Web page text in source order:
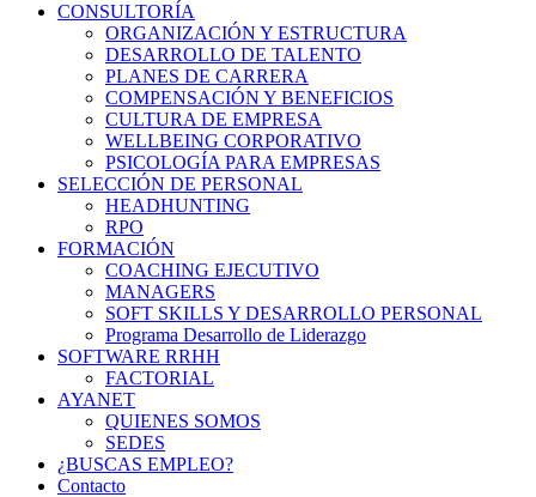
CONSULTORÍA
ORGANIZACIÓN Y ESTRUCTURA
DESARROLLO DE TALENTO
PLANES DE CARRERA
COMPENSACIÓN Y BENEFICIOS
CULTURA DE EMPRESA
WELLBEING CORPORATIVO
PSICOLOGÍA PARA EMPRESAS
SELECCIÓN DE PERSONAL
HEADHUNTING
RPO
FORMACIÓN
COACHING EJECUTIVO
MANAGERS
SOFT SKILLS Y DESARROLLO PERSONAL
Programa Desarrollo de Liderazgo
SOFTWARE RRHH
FACTORIAL
AYANET
QUIENES SOMOS
SEDES
¿BUSCAS EMPLEO?
Contacto